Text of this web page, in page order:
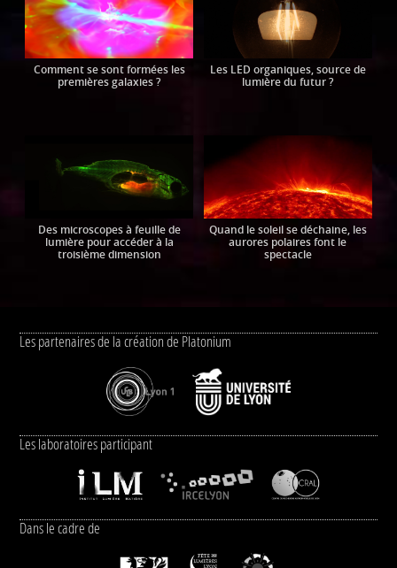
Comment se sont formées les
premières galaxies ?
Les LED organiques, source de
lumière du futur ?
Des microscopes à feuille de
lumière pour accéder à la
troisième dimension
Quand le soleil se déchaine, les
aurores polaires font le
spectacle
Les partenaires de la création de Platonium
Les laboratoires participant
Dans le cadre de